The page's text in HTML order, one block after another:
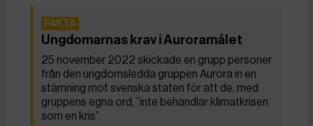
Ungdomarnas krav i Auroramålet
25 november 2022 skickade en grupp personer
från den ungdomsledda gruppen Aurora in en
stämning mot svenska staten för att de, med
gruppens egna ord, ”inte behandlar klimatkrisen
som en kris”.